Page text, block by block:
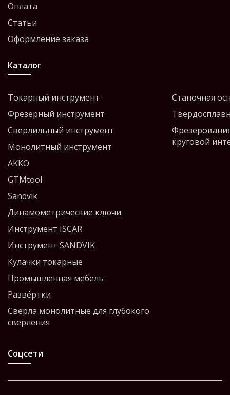
Оплата
Статьи
Оформление заказа
Каталог
Токарный инструмент
Фрезерный инструмент
Сверлильный инструмент
Монолитный инструмент
AKKO
GTMtool
Sandvik
Динамометрические ключи
Инструмент ISCAR
Инструмент SANDVIK
Кулачки токарные
Промышленная мебель
Развёртки
Сверла монолитные для глубокого
сверления
Станочная
круговой
Соцсети